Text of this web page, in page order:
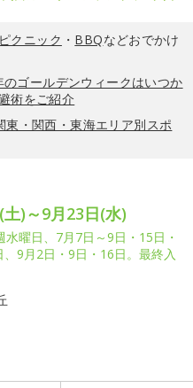
ピクニック ・ BBQなどおでかけ
のゴールデンウィークはいつか
術をご紹介
東・関西・東海エリア別スポ
)～9月23日(水)
曜日、7月7日～9日・15日・
9月2日・9日・16日。最終入